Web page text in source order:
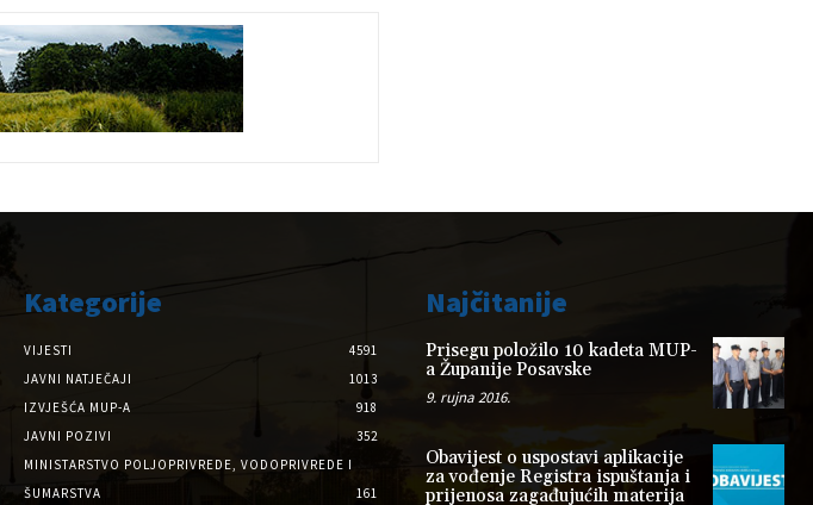
Kategorije
VIJESTI
4591
JAVNI NATJEČAJI
1013
IZVJEŠĆA MUP-A
918
JAVNI POZIVI
352
MINISTARSTVO POLJOPRIVREDE, VODOPRIVREDE I
ŠUMARSTVA
161
Najčitanije
Prisegu položilo 10 kadeta MUP-
a Županije Posavske
9. rujna 2016.
Obavijest o uspostavi aplikacije
za vođenje Registra ispuštanja i
prijenosa zagađujućih materija